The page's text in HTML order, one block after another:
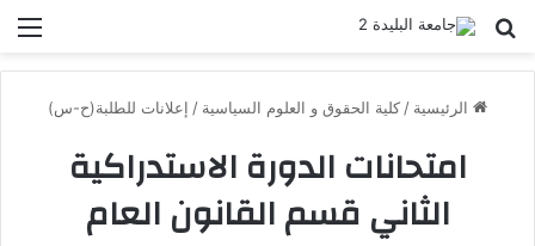
بحث عن
الرئيسية / كلية الحقوق و العلوم السياسية / إعلانات للطلبة(ح-س)
امتحانات الدورة الاستدراكية
الثاني قسم القانون العام